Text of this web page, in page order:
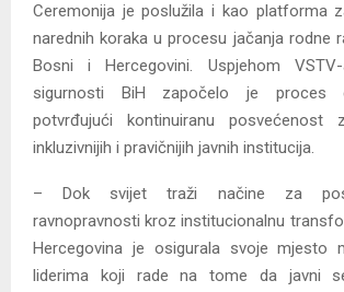
Ceremonija je poslužila i kao platforma
narednih koraka u procesu jačanja rodne
Bosni i Hercegovini. Uspjehom
sigurnosti BiH započelo je proces
potvrđujući kontinuiranu posvećenost
inkluzivnijih i pravičnijih javnih institucija.
– Dok svijet traži načine za
ravnopravnosti kroz institucionalnu
Hercegovina je osigurala svoje mjesto
liderima koji rade na tome da javni